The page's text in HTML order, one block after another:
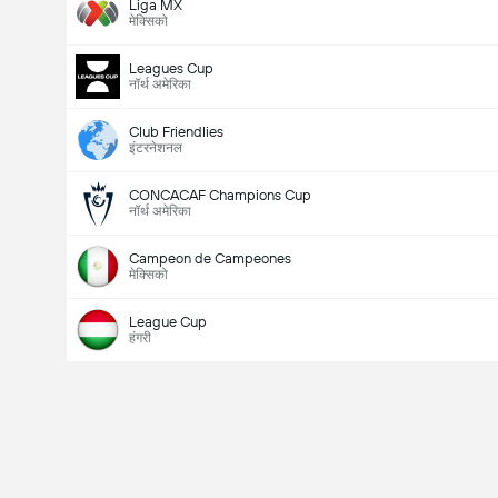
Liga MX
मेक्सिको
Leagues Cup
नॉर्थ अमेरिका
Club Friendlies
इंटरनेशनल
CONCACAF Champions Cup
नॉर्थ अमेरिका
Campeon de Campeones
मेक्सिको
League Cup
हंगरी